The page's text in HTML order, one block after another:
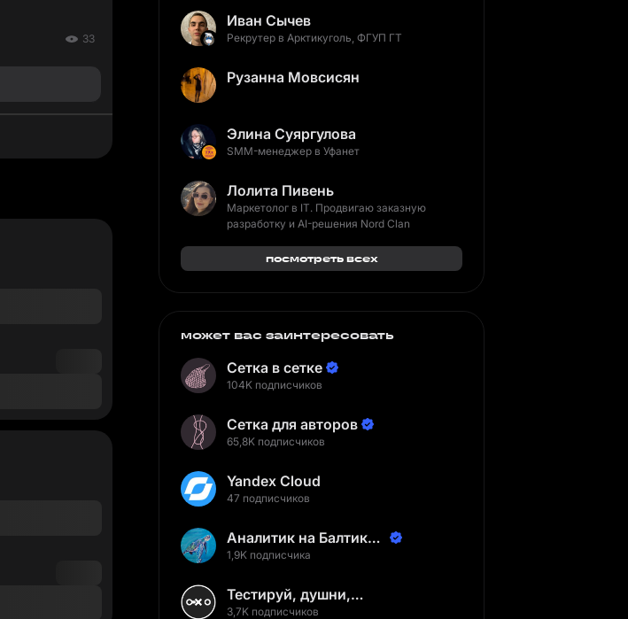
33
Иван Сычев
Рекрутер в Арктикуголь, ФГУП ГТ
Рузанна Мовсисян
Элина Суяргулова
SMM-менеджер в Уфанет
Лолита Пивень
Маркетолог в IT. Продвигаю заказную
разработку и AI-решения Nord Clan
посмотреть всех
может вас заинтересовать
Сетка в сетке
104K подписчиков
Сетка для авторов
65,8K подписчиков
Yandex Cloud
47 подписчиков
Аналитик на Балтике |
Неверов Станислав
1,9K подписчика
Тестируй, душни,
наслаждайся
3,7K подписчиков